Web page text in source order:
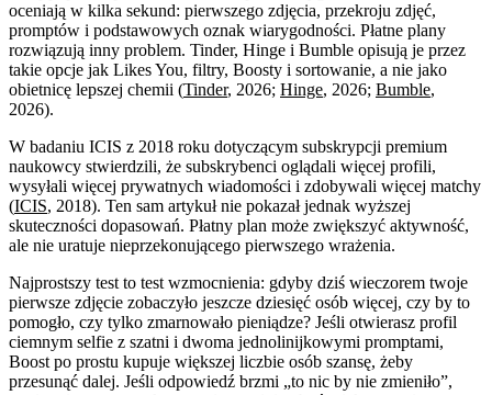
oceniają w kilka sekund: pierwszego zdjęcia, przekroju zdjęć,
promptów i podstawowych oznak wiarygodności. Płatne plany
rozwiązują inny problem. Tinder, Hinge i Bumble opisują je przez
takie opcje jak Likes You, filtry, Boosty i sortowanie, a nie jako
obietnicę lepszej chemii (Tinder, 2026; Hinge, 2026; Bumble,
2026).
W badaniu ICIS z 2018 roku dotyczącym subskrypcji premium
naukowcy stwierdzili, że subskrybenci oglądali więcej profili,
wysyłali więcej prywatnych wiadomości i zdobywali więcej matchy
(ICIS, 2018). Ten sam artykuł nie pokazał jednak wyższej
skuteczności dopasowań. Płatny plan może zwiększyć aktywność,
ale nie uratuje nieprzekonującego pierwszego wrażenia.
Najprostszy test to test wzmocnienia: gdyby dziś wieczorem twoje
pierwsze zdjęcie zobaczyło jeszcze dziesięć osób więcej, czy by to
pomogło, czy tylko zmarnowało pieniądze? Jeśli otwierasz profil
ciemnym selfie z szatni i dwoma jednolinijkowymi promptami,
Boost po prostu kupuje większej liczbie osób szansę, żeby
przesunąć dalej. Jeśli odpowiedź brzmi „to nic by nie zmieniło”,